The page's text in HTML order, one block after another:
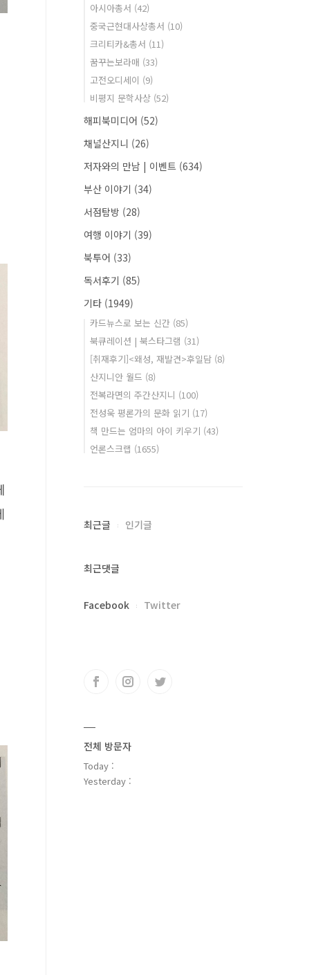
아시아총서 (42)
중국근현대사상총서 (10)
크리티카&총서 (11)
꿈꾸는보라매 (33)
고전오디세이 (9)
비평지 문학사상 (52)
해피북미디어 (52)
채널산지니 (26)
저자와의 만남 | 이벤트 (634)
부산 이야기 (34)
서점탐방 (28)
여행 이야기 (39)
북투어 (33)
독서후기 (85)
기타 (1949)
카드뉴스로 보는 신간 (85)
북큐레이션 | 북스타그램 (31)
[취재후기]<왜성, 재발견>후일담 (8)
산지니안 월드 (8)
전복라면의 주간산지니 (100)
전성욱 평론가의 문화 읽기 (17)
책 만드는 엄마의 아이 키우기 (43)
언론스크랩 (1655)
최근글 인기글
최근댓글
Facebook Twitter
전체 방문자
Today :
Yesterday :